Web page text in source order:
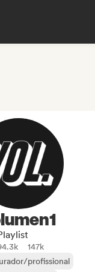
147k
profissional